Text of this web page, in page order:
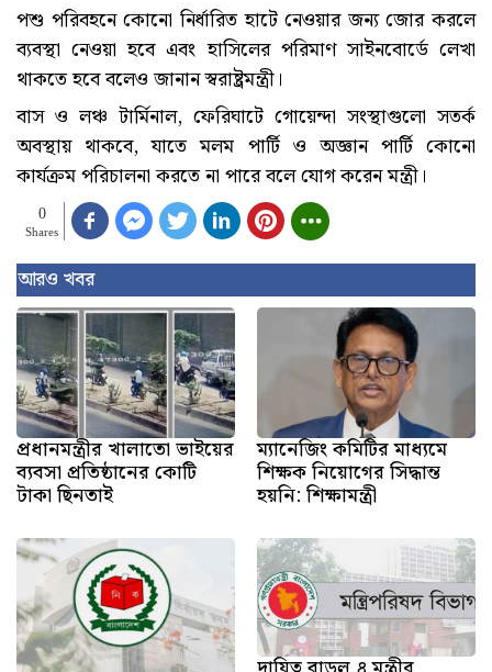
পশু পরিবহনে কোনো নির্ধারিত হাটে নেওয়ার জন্য জোর করলে
ব্যবস্থা নেওয়া হবে এবং হাসিলের পরিমাণ সাইনবোর্ডে লেখা
থাকতে হবে বলেও জানান স্বরাষ্ট্রমন্ত্রী।
বাস ও লঞ্চ টার্মিনাল, ফেরিঘাটে গোয়েন্দা সংস্থাগুলো সতর্ক
অবস্থায় থাকবে, যাতে মলম পার্টি ও অজ্ঞান পার্টি কোনো
কার্যক্রম পরিচালনা করতে না পারে বলে যোগ করেন মন্ত্রী।
0
Shares
আরও খবর
প্রধানমন্ত্রীর খালাতো ভাইয়ের
ব্যবসা প্রতিষ্ঠানের কোটি
টাকা ছিনতাই
ম্যানেজিং কমিটির মাধ্যমে
শিক্ষক নিয়োগের সিদ্ধান্ত
হয়নি: শিক্ষামন্ত্রী